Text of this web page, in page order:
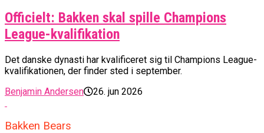
Officielt: Bakken skal spille Champions
League-kvalifikation
Det danske dynasti har kvalificeret sig til Champions League-
kvalifikationen, der finder sted i september.
Benjamin Andersen
26. jun 2026
Bakken Bears